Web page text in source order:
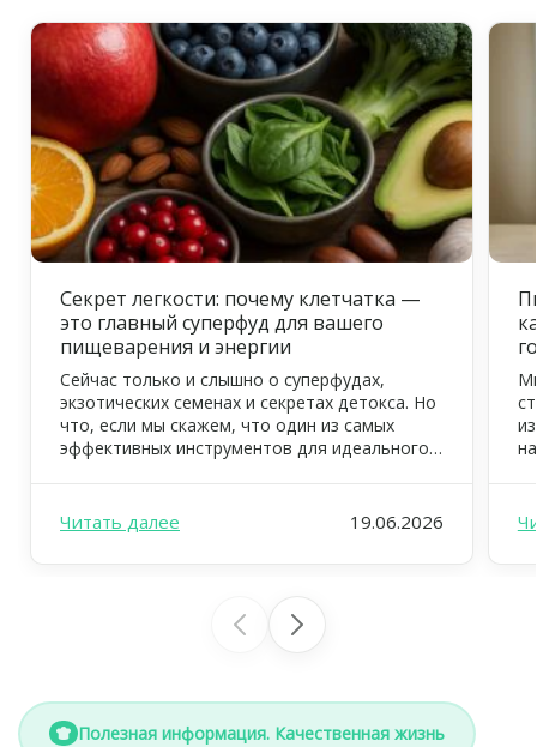
Секрет легкости: почему клетчатка —
это главный суперфуд для вашего
пищеварения и энергии
Сейчас только и слышно о суперфудах,
экзотических семенах и секретах детокса. Но
что, если мы скажем, что один из самых
эффективных инструментов для идеального
клетчатка, или пищевые волокна. В FOODEX
мы ежедневно заботимся о том, чтобы ваш
Читать далее 19.06.2026
Полезная информация. Качественная жизнь